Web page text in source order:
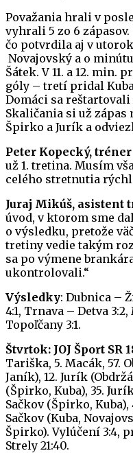
Považania hrali v
vyhrali 5 zo 6
čo potvrdila aj v
Novajovský a o
Šátek. V 11. a 12. min.
góly – tretí pridal
Domáci sa
Skaličania si už
Špirko a Jurík a
Peter Kopecký, tréner
už 1. tretina. Musím
celého stretnutia
Juraj Mikúš, asistent
úvod, v ktorom sme
o výsledku, pretože
tretiny vedie takým
sa po výmene
ukontrolovali.“
Výsledky: Dubnica –
4:1, Trnava – Detva
Topoľčany 3:1.
Štvrtok: JOJ Šport SR
Tariška, 5. Macák, 57.
Janík), 12. Jurík
(Špirko, Kuba), 35.
Sačkov (Špirko, Kuba),
Sačkov (Kuba,
Špirko). Vylúčení 3:4,
Strely 21:40.